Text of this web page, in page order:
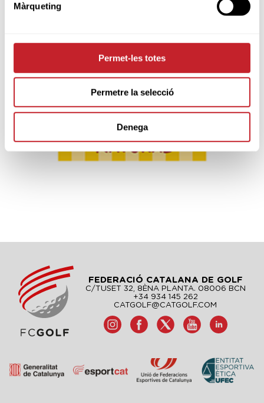
Màrqueting
Permet-les totes
Permetre la selecció
Denega
FEDERACIÓ CATALANA DE GOLF
C/TUSET 32, 8ÈNA PLANTA. 08006 BCN
+34 934 145 262
CATGOLF@CATGOLF.COM